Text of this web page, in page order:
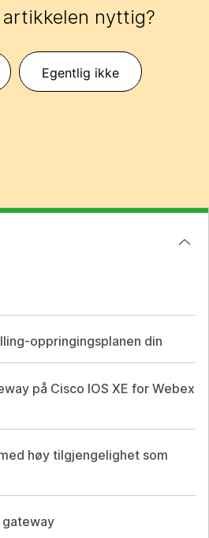
nyttig?
Egentlig ikke
oppringingsplanen din
på Cisco IOS XE for Webex
høy tilgjengelighet som
gateway